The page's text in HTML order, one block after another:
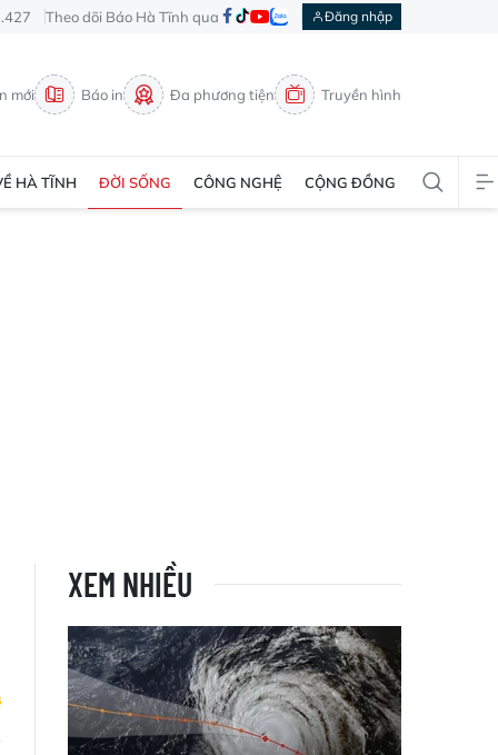
Theo dõi Báo Hà Tĩnh qua Đăng nhập
mới Báo in Đa phương tiện Truyền hình
HÀ TĨNH ĐỜI SỐNG CÔNG NGHỆ CỘNG ĐỒNG
XEM NHIỀU